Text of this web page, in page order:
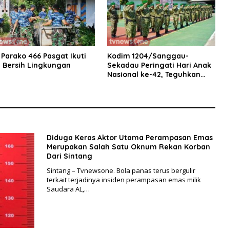
Parako 466 Pasgat Ikuti
Bersih Lingkungan
Kodim 1204/Sanggau-
Sekadau Peringati Hari Anak
Nasional ke-42, Teguhkan
Diduga Keras Aktor Utama Perampasan Emas
Merupakan Salah Satu Oknum Rekan Korban
Dari Sintang
Sintang – Tvnewsone. Bola panas terus bergulir
terkait terjadinya insiden perampasan emas milik
Saudara AL,…